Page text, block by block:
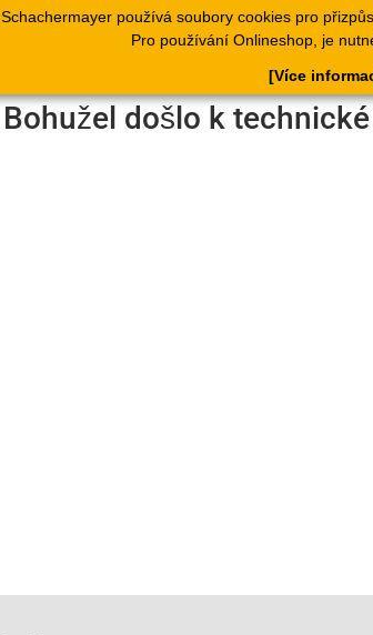
Schachermayer používá soubory cookies pro
Pro používání Onlineshop, je
[Více
Produkty Katalogy
Bohužel došlo k